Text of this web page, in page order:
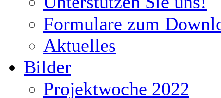
Formulare zum
Aktuelles
Bilder
Projektwoche 2022